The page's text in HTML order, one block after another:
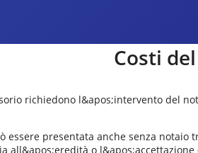
Costi
richiedono l&apos;intervento del
essere presentata anche senza
all&apos;eredità o